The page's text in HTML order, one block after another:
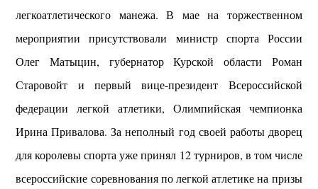
легкоатлетического манежа. В мае на торжественном
мероприятии присутствовали министр спорта России
Олег Матыцин, губернатор Курской области Роман
Старовойт и первый вице-президент Всероссийской
федерации легкой атлетики, Олимпийская чемпионка
Ирина Привалова. За неполный год своей работы дворец
для королевы спорта уже принял 12 турниров, в том числе
всероссийские соревнования по легкой атлетике на призы